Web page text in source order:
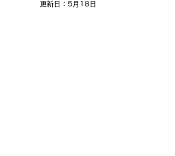
更新日： 5月18日